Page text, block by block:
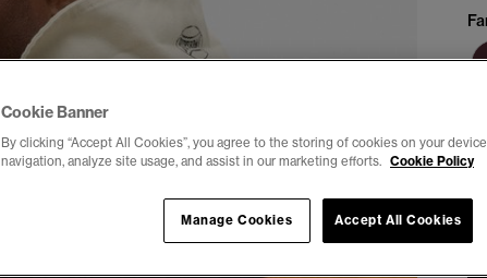
Cookie Banner
By clicking “Accept All Cookies”, you agree to the storing of cookies on your
navigation, analyze site usage, and assist in our marketing efforts. Cookie Policy
Accept All Cookies
Manage Cookies